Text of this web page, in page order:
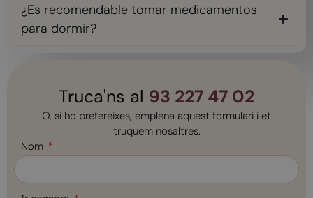
¿Es recomendable tomar medicamentos
para dormir?
Truca'ns al 93 227 47 02
O, si ho prefereixes, emplena aquest formulari i et
truquem nosaltres.
Nom